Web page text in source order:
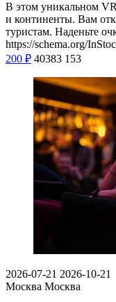
В этом уникальном
и континенты. Вам
туристам. Наденьте
https://schema.org/
200 ₽ 40383 153
2026-07-21 2026-10-21
Москва Москва